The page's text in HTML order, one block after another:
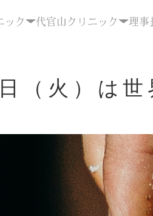
ック 代官山クリニック 理事
（火）は